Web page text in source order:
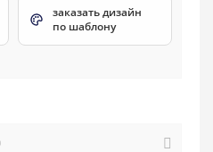
заказать дизайн
по шаблону